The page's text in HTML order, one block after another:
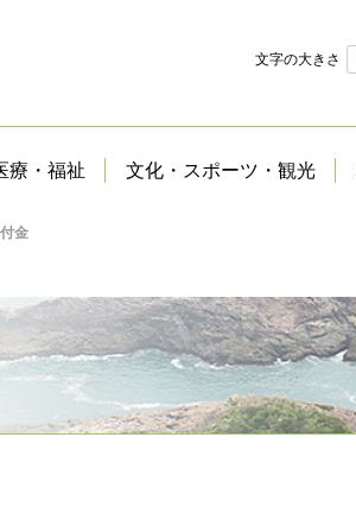
文字の大きさ
療・福祉 文化・スポーツ・観光
金